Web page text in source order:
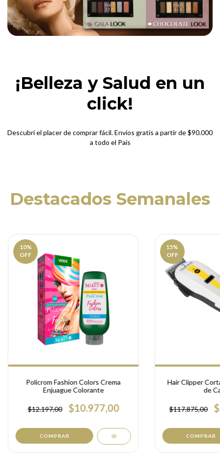
¡Belleza y Salud en un
click!
Descubrí el placer de comprar fácil. Envíos gratis a partir de $90.000
a todo el País
Destacados Semanales
10%
OFF
Policrom Fashion Colors Crema
Enjuague Colorante
$12.197,00 $10.977,00
COMPRAR
15%
OFF
Hair Clipper
de
$117.875,00
COMPRAR